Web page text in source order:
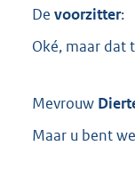
De voorzitter:
Oké, maar dat
Mevrouw
Maar u bent